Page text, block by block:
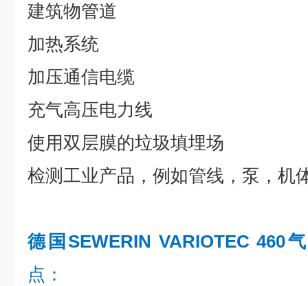
建筑物管道
加热系统
加压通信电缆
充气高压电力线
使用双层膜的垃圾填埋场
检测工业产品，例如管线，泵，机
德国SEWERIN VARIOTEC 460
点：